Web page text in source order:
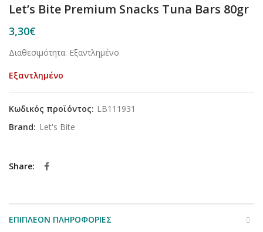
Let’s Bite Premium Snacks Tuna Bars 80gr
3,30€
Διαθεσιμότητα: Εξαντλημένο
Εξαντλημένο
Κωδικός προϊόντος: LB111931
Brand: Let's Bite
Share
ΕΠΙΠΛΈΟΝ ΠΛΗΡΟΦΟΡΊΕΣ